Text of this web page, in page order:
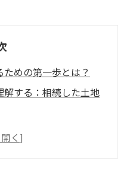
めの第一歩とは？
解する：相続した土地
した土地売却のメリ